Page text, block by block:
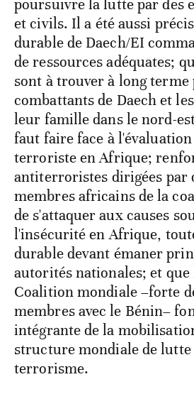
poursuivre la lutte par des
et civils. Il a été aussi
durable de Daech/EI
de ressources adéquates;
sont à trouver à long terme
combattants de Daech et
leur famille dans le nord-
faut faire face à l'évaluation
terroriste en Afrique;
antiterroristes dirigées par
membres africains de la
de s'attaquer aux causes
l'insécurité en Afrique,
durable devant émaner
autorités nationales; et
Coalition mondiale –forte
membres avec le Bénin–
intégrante de la
structure mondiale de
terrorisme.